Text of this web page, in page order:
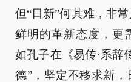
但“日新”何其难，非
鲜明的革新态度，更
如孔子在《易传·系辞
德”，坚定不移求新